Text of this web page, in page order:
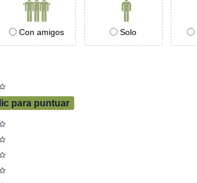
Con amigos Solo
para puntuar